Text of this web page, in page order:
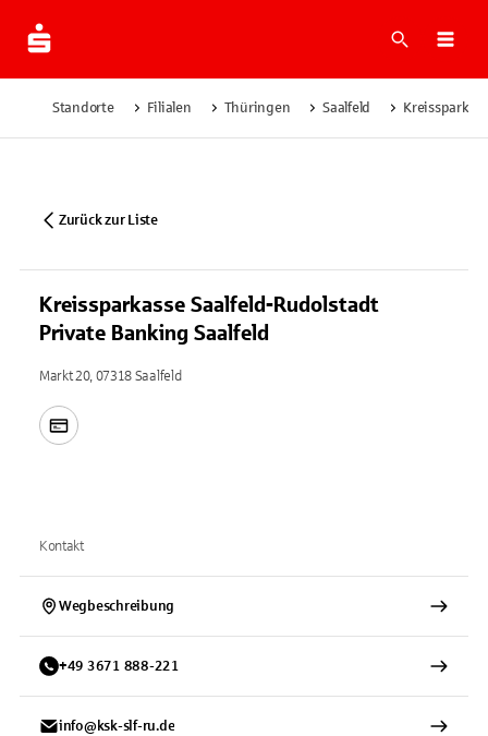
Suche
Standorte Filialen Thüringen Saalfeld
Zurück zur Liste
Kreissparkasse Saalfeld-Rudolstadt
Private Banking Saalfeld
Markt 20, 07318 Saalfeld
Kontakt
Wegbeschreibung
+49 3671 888-221
info@ksk-slf-ru.de